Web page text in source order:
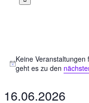
für
16.
2026
Hinweis
Keine
geht es zu den
16.06.2026